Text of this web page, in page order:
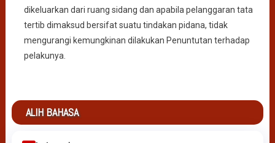
dikeluarkan dari ruang sidang dan apabila pelanggaran tata
tertib dimaksud bersifat suatu tindakan pidana, tidak
mengurangi kemungkinan dilakukan Penuntutan terhadap
pelakunya.
ALIH BAHASA